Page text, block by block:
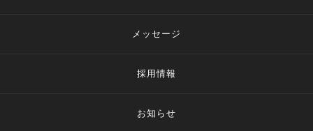
メッセージ
採用情報
お知らせ